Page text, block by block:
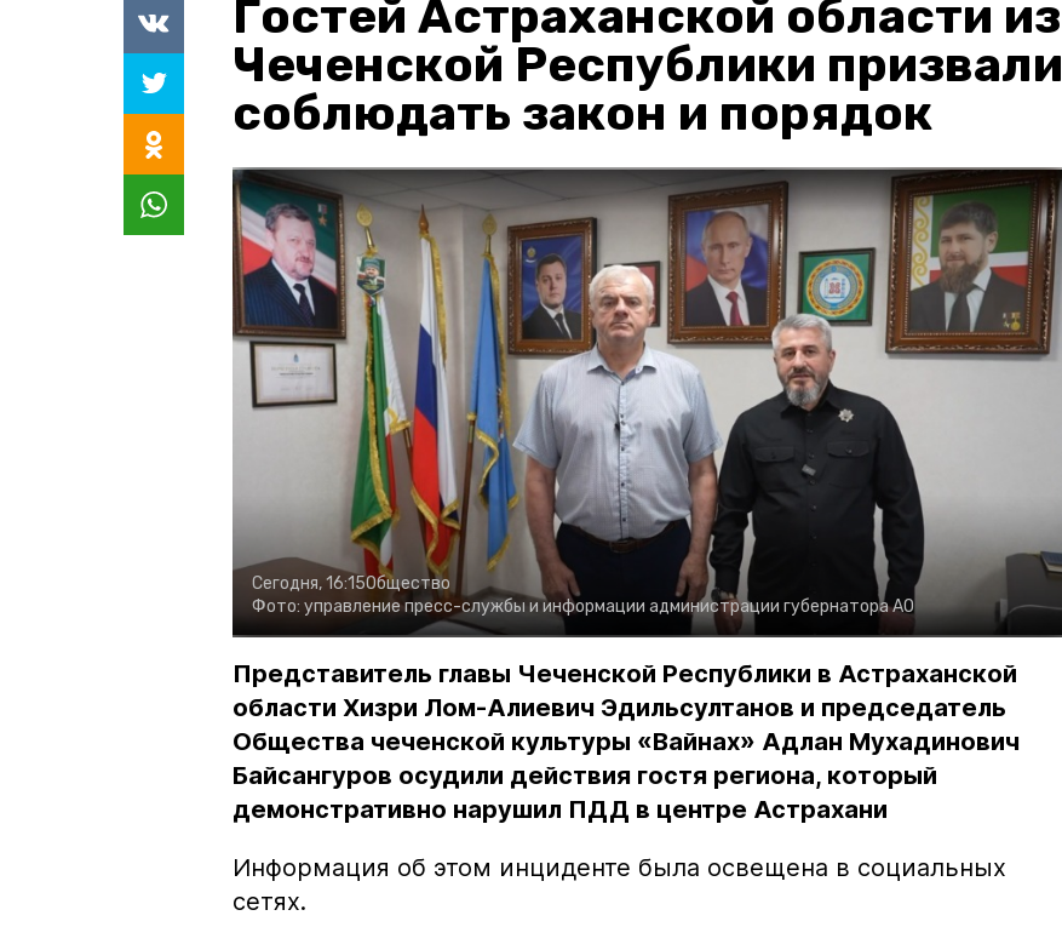
Гостей Астраханской области из
Чеченской Республики призвали
соблюдать закон и порядок
Сегодня, 16:15Общество
Фото: управление пресс-службы и информации администрации губернатора АО
Представитель главы Чеченской Республики в Астраханской
области Хизри Лом-Алиевич Эдильсултанов и председатель
Общества чеченской культуры «Вайнах» Адлан Мухадинович
Байсангуров осудили действия гостя региона, который
демонстративно нарушил ПДД в центре Астрахани
Информация об этом инциденте была освещена в социальных
сетях.